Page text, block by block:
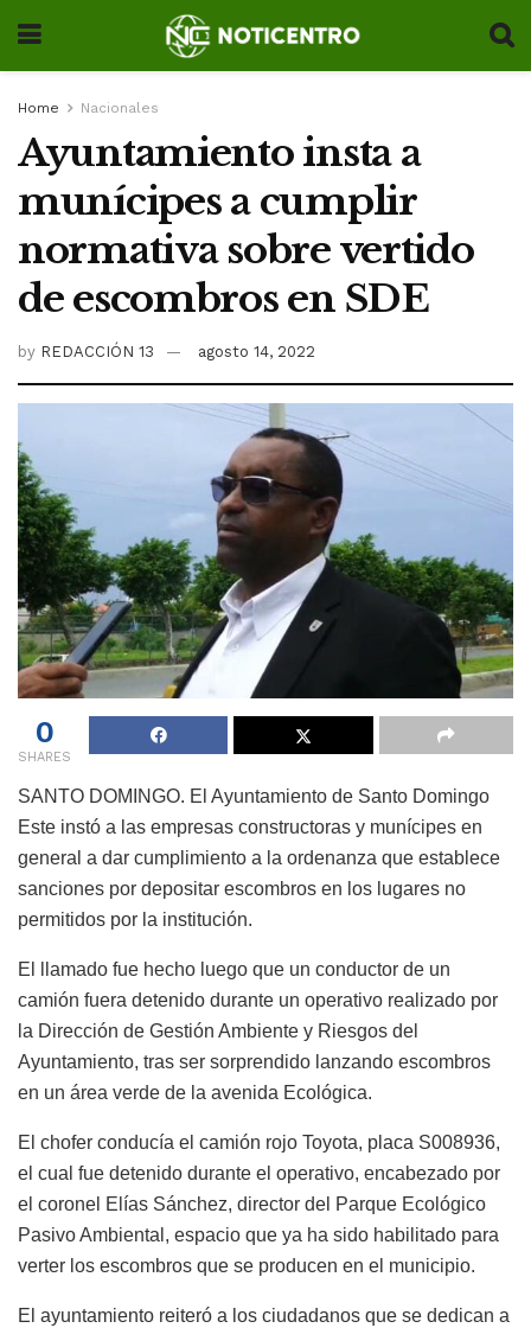
Home Nacionales
Ayuntamiento insta a
munícipes a cumplir
normativa sobre vertido
de escombros en SDE
by REDACCIÓN 13 agosto 14, 2022
0
SHARES
SANTO DOMINGO. El Ayuntamiento de Santo Domingo
Este instó a las empresas constructoras y munícipes en
general a dar cumplimiento a la ordenanza que establece
sanciones por depositar escombros en los lugares no
permitidos por la institución.
El llamado fue hecho luego que un conductor de un
camión fuera detenido durante un operativo realizado por
la Dirección de Gestión Ambiente y Riesgos del
Ayuntamiento, tras ser sorprendido lanzando escombros
en un área verde de la avenida Ecológica.
El chofer conducía el camión rojo Toyota, placa S008936,
el cual fue detenido durante el operativo, encabezado por
el coronel Elías Sánchez, director del Parque Ecológico
Pasivo Ambiental, espacio que ya ha sido habilitado para
verter los escombros que se producen en el municipio.
El ayuntamiento reiteró a los ciudadanos que se dedican a